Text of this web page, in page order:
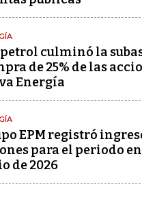
culminó la
de 25% de las
Energía
EPM registró
para el periodo
de 2026